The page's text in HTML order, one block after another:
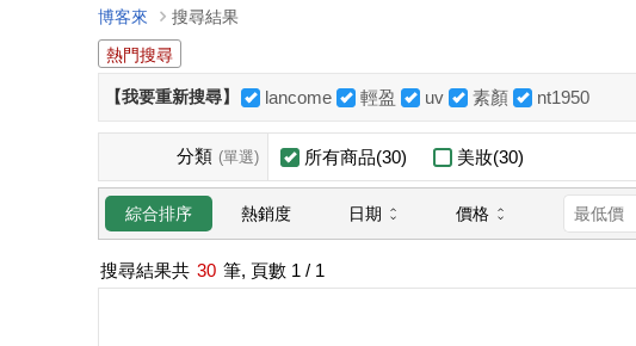
博客來
搜尋結果
熱門搜尋
【我要重新搜尋】 lancome 輕盈 uv 素顏 nt1950
分類 (單選) 所有商品(30) 美妝(30)
綜合排序 熱銷度 日期 價格
搜尋結果共 30 筆, 頁數 1 / 1